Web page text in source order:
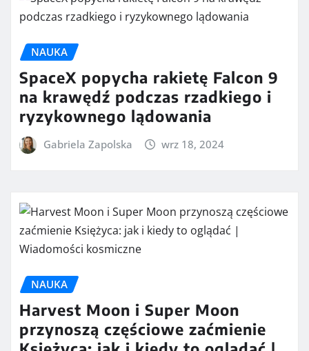
NAUKA
SpaceX popycha rakietę Falcon 9
na krawędź podczas rzadkiego i
ryzykownego lądowania
Gabriela Zapolska wrz 18, 2024
NAUKA
Harvest Moon i Super Moon
przynoszą częściowe zaćmienie